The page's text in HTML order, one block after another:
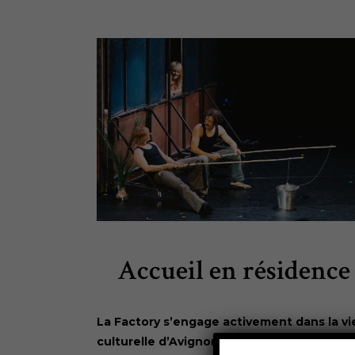
Accueil en résidence
La Factory s’engage activement dans la
culturelle d’Avignon, au-delà du Festival